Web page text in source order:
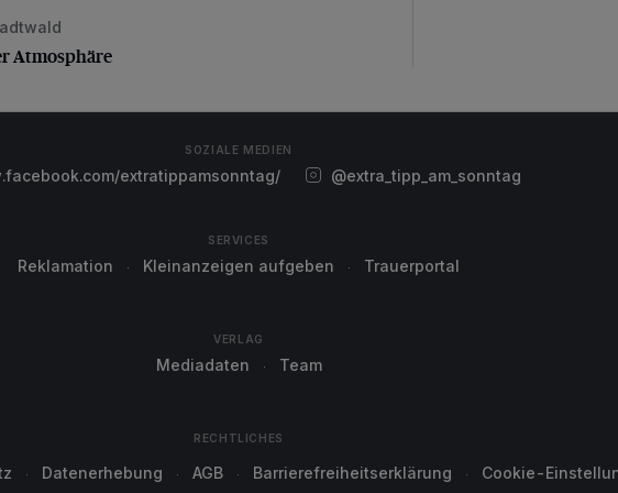
Atmosphäre
Atmosphäre
SOZIALE MEDIEN
extratippamsonntag/ @extra_tipp_am_sonntag
SERVICES
Reklamation Kleinanzeigen aufgeben Trauerportal
VERLAG
Mediadaten Team
RECHTLICHES
Datenerhebung AGB Barrierefreiheitserklärung Cookie-